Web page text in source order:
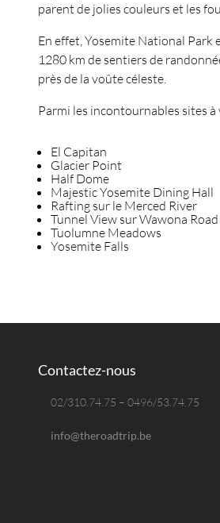
parent de jolies couleurs et les
En effet, Yosemite National Park
1280 km de sentiers de
près de la voûte céleste.
Parmi les incontournables sites à
El Capitan
Glacier Point
Half Dome
Majestic Yosemite Dining Hall
Rafting sur le Merced River
Tunnel View sur Wawona Road
Tuolumne Meadows
Yosemite Falls
Contactez-nous
02/310.74.75 – 0496/53.74.75
info@theroadtrip.be